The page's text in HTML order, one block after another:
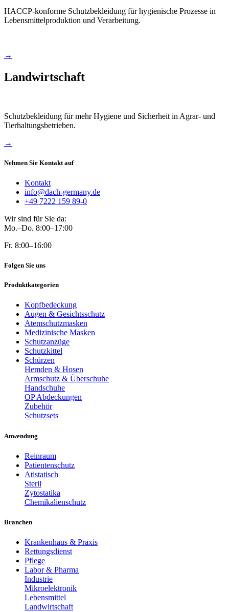
HACCP-konforme Schutzbekleidung für hygienische Prozesse in
Lebensmittelproduktion und Verarbeitung.
→
Landwirtschaft
Schutzbekleidung für mehr Hygiene und Sicherheit in Agrar- und
Tierhaltungsbetrieben.
→
Nehmen Sie Kontakt auf
Kontakt
info@dach-germany.de
+49 7222 159 89-0
Wir sind für Sie da:
Mo.–Do. 8:00–17:00
Fr. 8:00–16:00
Folgen Sie uns
Produktkategorien
Kopfbedeckung
Augen & Gesichtsschutz
Atemschutzmasken
Medizinische Masken
Schutzanzüge
Schutzkittel
Schürzen
Hemden & Hosen
Armschutz & Überschuhe
Handschuhe
OP Abdeckungen
Zubehör
Schutzsets
Anwendung
Reinraum
Patientenschutz
Atistatisch
Steril
Zytostatika
Chemikalienschutz
Branchen
Krankenhaus & Praxis
Rettungsdienst
Pflege
Labor & Pharma
Industrie
Mikroelektronik
Lebensmittel
Landwirtschaft